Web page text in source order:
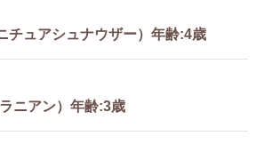
チュアシュナウザー）年齢:4歳
ニアン）年齢:3歳